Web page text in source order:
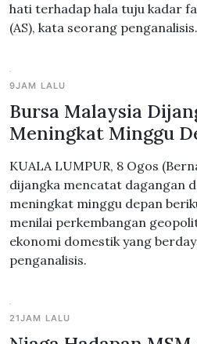
hati terhadap hala tuju kadar
(AS), kata seorang penganalisis.
9JAM LALU
Bursa Malaysia
Meningkat Minggu
KUALA LUMPUR, 8 Ogos
dijangka mencatat dagangan
meningkat minggu depan
menilai perkembangan
ekonomi domestik yang
penganalisis.
21JAM LALU